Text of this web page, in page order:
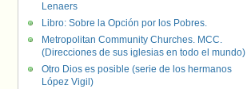
Lenaers
Libro: Sobre la Opción por los Pobres.
Metropolitan Community Churches. MCC.
(Direcciones de sus iglesias en todo el mundo)
Otro Dios es posible (serie de los hermanos
López Vigil)